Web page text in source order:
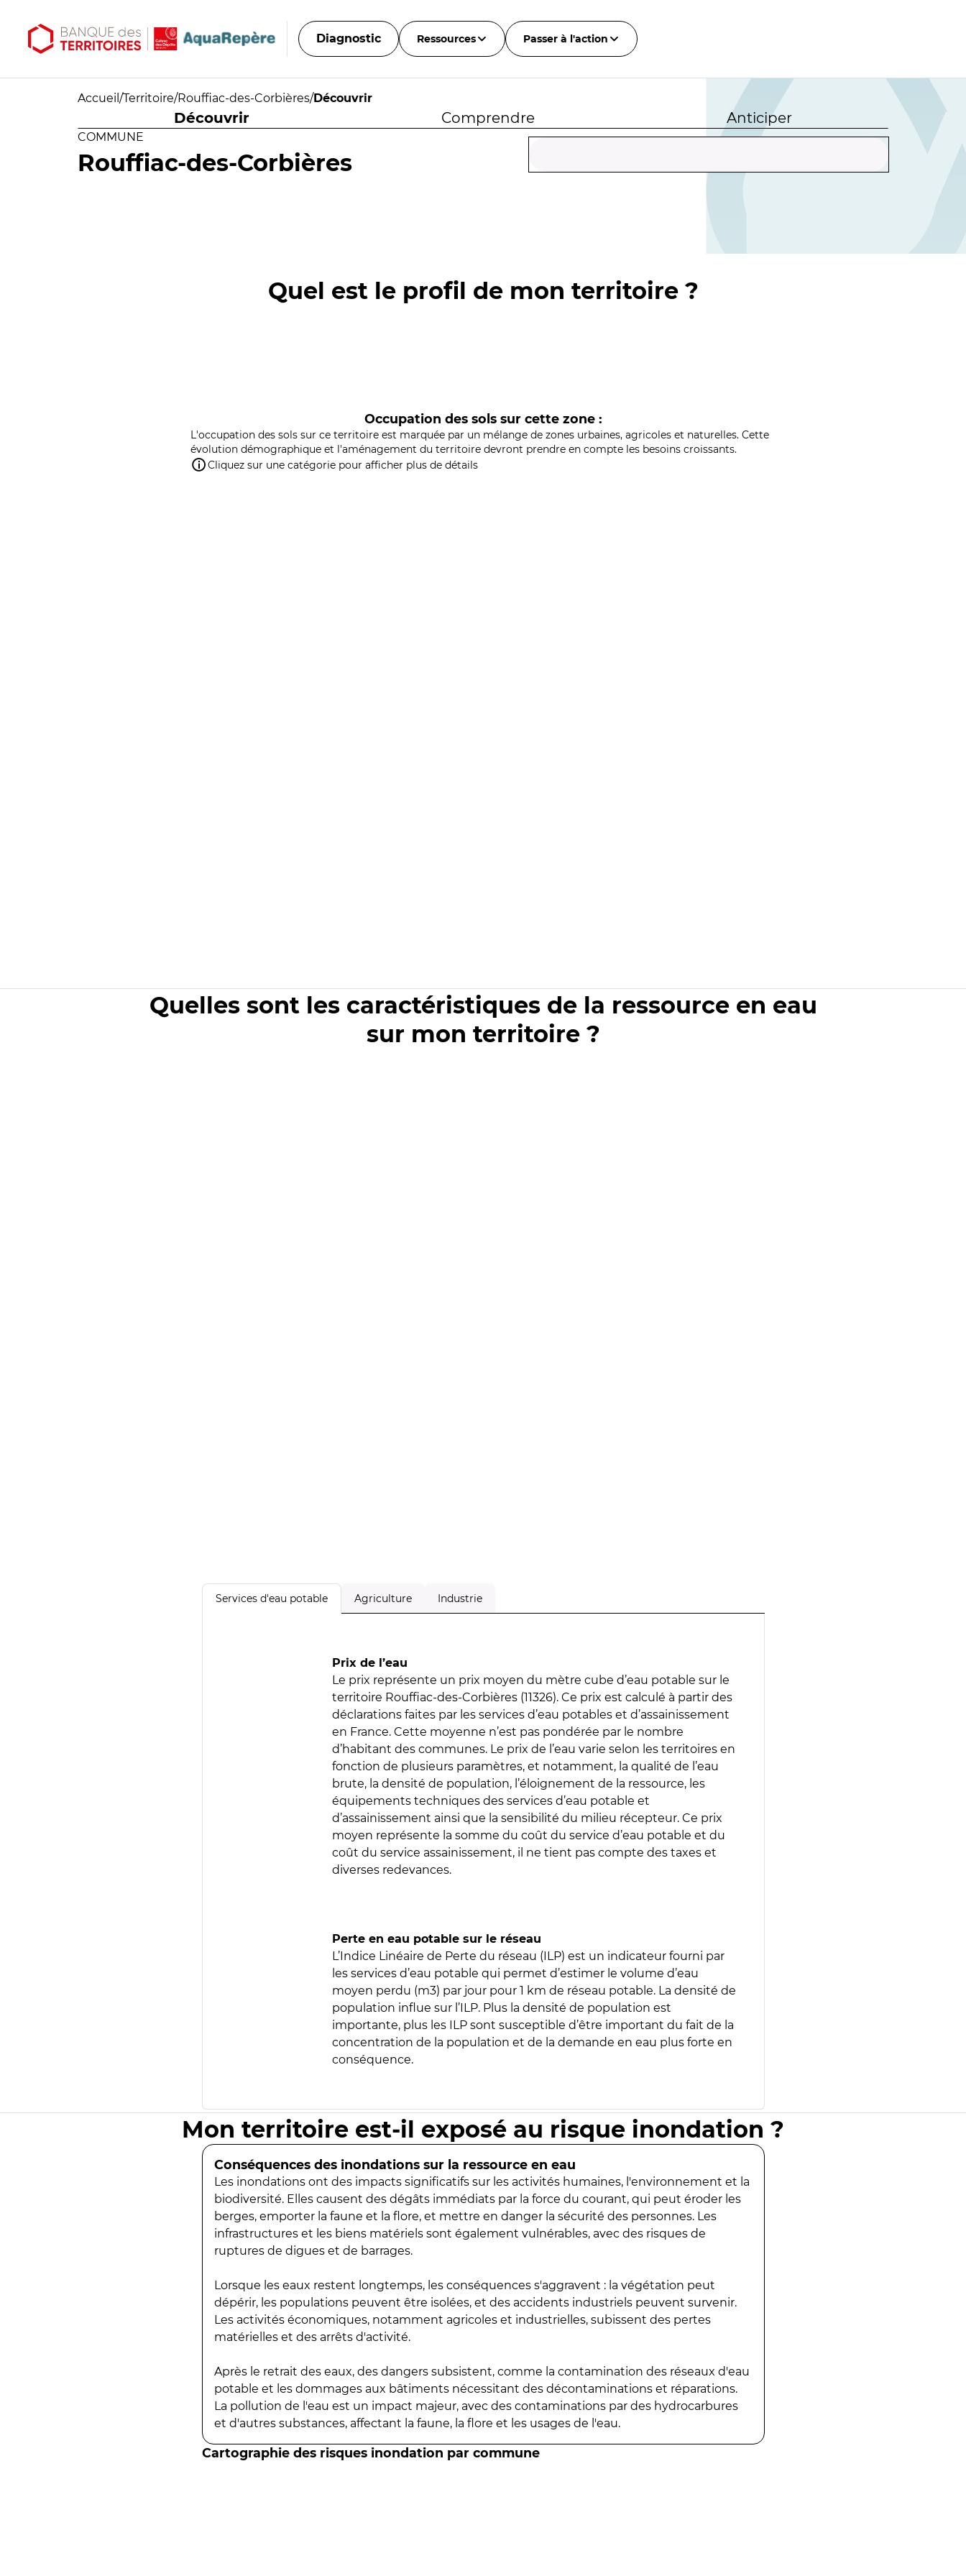
Diagnostic Ressources Passer à l'action
Accueil /Territoire/Rouffiac-des-Corbières/Découvrir
Découvrir Comprendre Anticiper
COMMUNE
Rouffiac-des-Corbières
Quel est le profil de mon territoire ?
Occupation des sols sur cette zone :
L'occupation des sols sur ce territoire est marquée par un mélange de zones urbaines, agricoles et naturelles. Cette
évolution démographique et l'aménagement du territoire devront prendre en compte les besoins croissants.
Cliquez sur une catégorie pour afficher plus de détails
Quelles sont les caractéristiques de la ressource en eau
sur mon territoire ?
Services d'eau potable Agriculture Industrie
Prix de l’eau
Le prix représente un prix moyen du mètre cube d’eau potable sur le
territoire Rouffiac-des-Corbières (11326). Ce prix est calculé à partir des
déclarations faites par les services d’eau potables et d’assainissement
en France. Cette moyenne n’est pas pondérée par le nombre
d’habitant des communes. Le prix de l’eau varie selon les territoires en
fonction de plusieurs paramètres, et notamment, la qualité de l’eau
brute, la densité de population, l’éloignement de la ressource, les
équipements techniques des services d’eau potable et
d’assainissement ainsi que la sensibilité du milieu récepteur. Ce prix
moyen représente la somme du coût du service d’eau potable et du
coût du service assainissement, il ne tient pas compte des taxes et
diverses redevances.
Perte en eau potable sur le réseau
L’Indice Linéaire de Perte du réseau (ILP) est un indicateur fourni par
les services d’eau potable qui permet d’estimer le volume d’eau
moyen perdu (m3) par jour pour 1 km de réseau potable. La densité de
population influe sur l’ILP. Plus la densité de population est
importante, plus les ILP sont susceptible d’être important du fait de la
concentration de la population et de la demande en eau plus forte en
conséquence.
Mon territoire est-il exposé au risque inondation ?
Conséquences des inondations sur la ressource en eau
Les inondations ont des impacts significatifs sur les activités humaines, l'environnement et la
biodiversité. Elles causent des dégâts immédiats par la force du courant, qui peut éroder les
berges, emporter la faune et la flore, et mettre en danger la sécurité des personnes. Les
infrastructures et les biens matériels sont également vulnérables, avec des risques de
ruptures de digues et de barrages.
Lorsque les eaux restent longtemps, les conséquences s'aggravent : la végétation peut
dépérir, les populations peuvent être isolées, et des accidents industriels peuvent survenir.
Les activités économiques, notamment agricoles et industrielles, subissent des pertes
matérielles et des arrêts d'activité.
Après le retrait des eaux, des dangers subsistent, comme la contamination des réseaux d'eau
potable et les dommages aux bâtiments nécessitant des décontaminations et réparations.
La pollution de l'eau est un impact majeur, avec des contaminations par des hydrocarbures
et d'autres substances, affectant la faune, la flore et les usages de l'eau.
Cartographie des risques inondation par commune